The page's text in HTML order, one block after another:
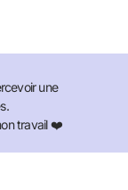
une
travail ❤️